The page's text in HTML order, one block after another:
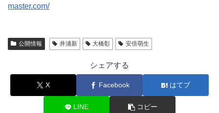
master.com/
公開情報 井浦新 大橋彰 安倍萌生
シェアする
X Facebook はてブ
LINE コピー